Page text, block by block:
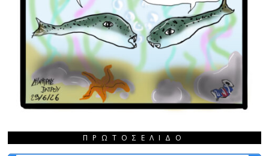
ΠΡΩΤΟΣΈΛΙΔΟ